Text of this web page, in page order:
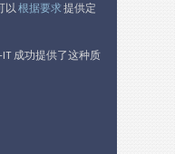
以 根据要求 提供定
成功提供了这种质